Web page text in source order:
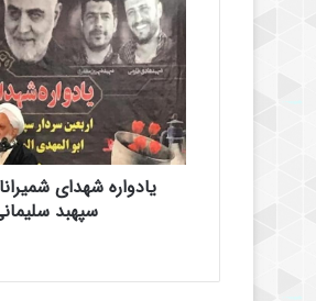
ا
ه
ش
ه
م
یادواره شهدای
سپهبد